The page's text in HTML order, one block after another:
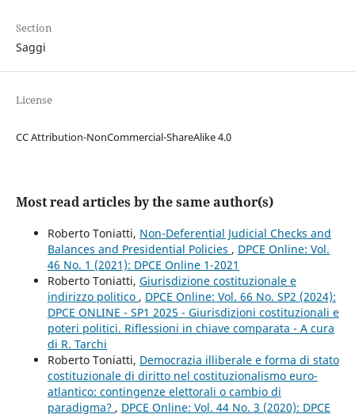
Section
Saggi
License
CC Attribution-NonCommercial-ShareAlike 4.0
Most read articles by the same author(s)
Roberto Toniatti, Non-Deferential Judicial Checks and
Balances and Presidential Policies , DPCE Online: Vol.
46 No. 1 (2021): DPCE Online 1-2021
Roberto Toniatti, Giurisdizione costituzionale e
indirizzo politico , DPCE Online: Vol. 66 No. SP2 (2024):
DPCE ONLINE - SP1 2025 - Giurisdizioni costituzionali e
poteri politici. Riflessioni in chiave comparata - A cura
di R. Tarchi
Roberto Toniatti, Democrazia illiberale e forma di stato
costituzionale di diritto nel costituzionalismo euro-
atlantico: contingenze elettorali o cambio di
paradigma? , DPCE Online: Vol. 44 No. 3 (2020): DPCE